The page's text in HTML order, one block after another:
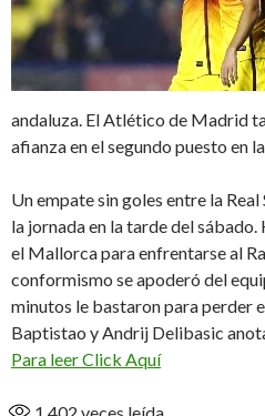
andaluza. El Atlético de Madrid
afianza en el segundo puesto en
Un empate sin goles entre la
la jornada en la tarde del
el Mallorca para enfrentarse al
conformismo se apoderó del
minutos le bastaron para perder
Baptistao y Andrij Delibasic
Para leer Click Aquí